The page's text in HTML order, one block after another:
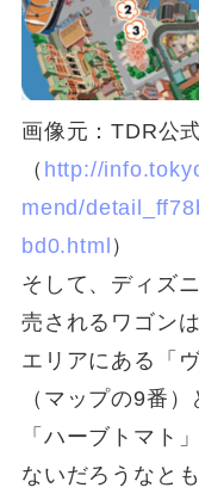
画像元：TDR公
（ http://
mend/
bd0.html ）
そして、ディズ
売されるワゴン
エリアにある「
（マップの9番）
「ハーブトマト
ないだろうなと